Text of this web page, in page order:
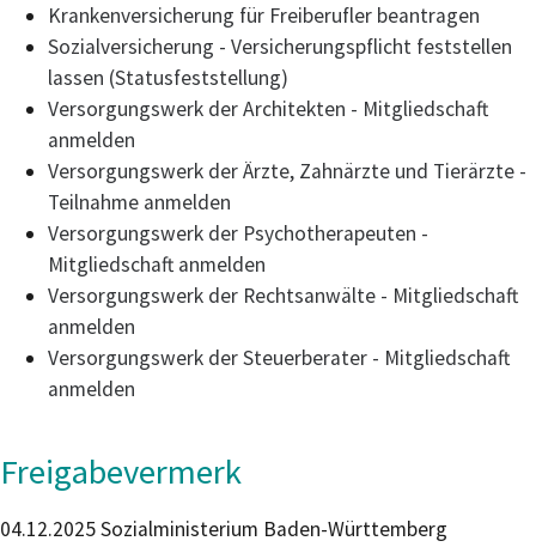
Krankenversicherung für Freiberufler beantragen
Sozialversicherung - Versicherungspflicht feststellen
lassen (Statusfeststellung)
Versorgungswerk der Architekten - Mitgliedschaft
anmelden
Versorgungswerk der Ärzte, Zahnärzte und Tierärzte -
Teilnahme anmelden
Versorgungswerk der Psychotherapeuten -
Mitgliedschaft anmelden
Versorgungswerk der Rechtsanwälte - Mitgliedschaft
anmelden
Versorgungswerk der Steuerberater - Mitgliedschaft
anmelden
Freigabevermerk
04.12.2025 Sozialministerium Baden-Württemberg